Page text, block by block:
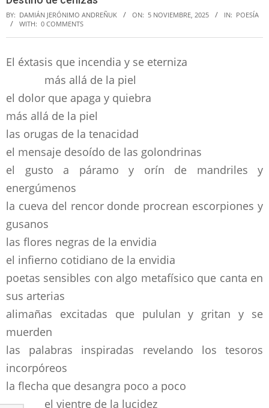
BY: DAMIÁN JERÓNIMO ANDREÑUK ON: 5 NOVIEMBRE, 2025 IN: POESÍA
WITH: 0 COMMENTS
El éxtasis que incendia y se eterniza
más allá de la piel
el dolor que apaga y quiebra
más allá de la piel
las orugas de la tenacidad
el mensaje desoído de las golondrinas
el gusto a páramo y orín de mandriles y
energúmenos
la cueva del rencor donde procrean escorpiones y
gusanos
las flores negras de la envidia
el infierno cotidiano de la envidia
poetas sensibles con algo metafísico que canta en
sus arterias
alimañas excitadas que pululan y gritan y se
muerden
las palabras inspiradas revelando los tesoros
incorpóreos
la flecha que desangra poco a poco
el vientre de la lucidez